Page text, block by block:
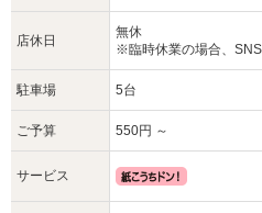
店休日
無休
※臨時休業の場合、SNS
駐車場 5台
ご予算 550円 ～
サービス